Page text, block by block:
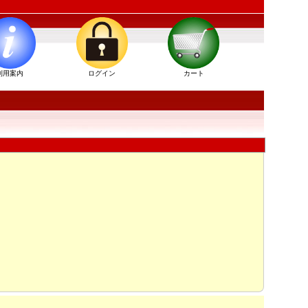
用案内 ログイン カート